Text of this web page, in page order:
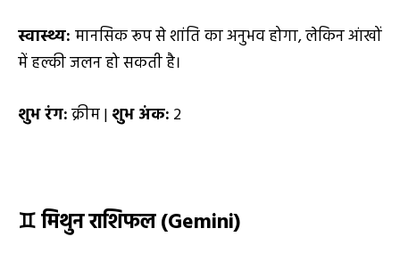
स्वास्थ्य:मानसिक रूप से शांति का अनुभव होगा, लेकिन आंखों
में हल्की जलन हो सकती है।
शुभ रंग:क्रीम | शुभ अंक: 2
♊मिथुन राशिफल (Gemini)